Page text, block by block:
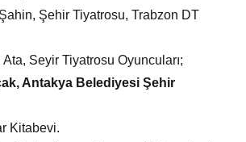
Şehir Tiyatrosu, Trabzon DT
Ata, Seyir Tiyatrosu Oyuncuları;
Antakya Belediyesi Şehir
Kitabevi.